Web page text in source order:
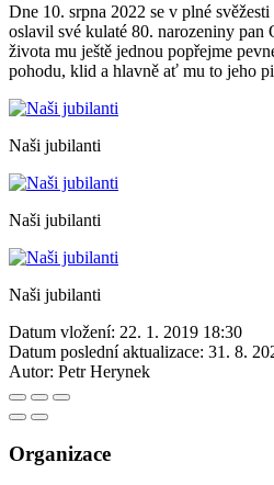
Dne 10. srpna 2022 se v plné
oslavil své kulaté 80. narozeniny
života mu ještě jednou popřejme
pohodu, klid a hlavně ať mu to jeho
Naši jubilanti
Naši jubilanti
Naši jubilanti
Datum vložení: 22. 1. 2019 18:30
Datum poslední aktualizace: 31. 8.
Autor: Petr Herynek
Organizace